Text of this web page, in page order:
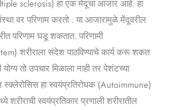
sclerosis) हा एक मेंदूचा आजार आहे. हा
वर परिणाम करतो . या आजारामुळे मेंदूवरील
परिणाम घडू शकतात. परिणामी
शरीराला संदेश पाठविण्याचे कार्य करू शकत
तो उपचार मिळाला नाही तर पेशंटच्या
हा स्वयंप्रतिरोधक (Autoimmune)
शरीराची स्वयंप्रतिकार प्रणाली शरीरातील